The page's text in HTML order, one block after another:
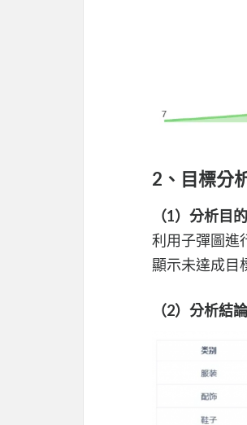
2、目標分
（1）分析目的
利用子彈圖進
顯示未達成目
（2）分析結論